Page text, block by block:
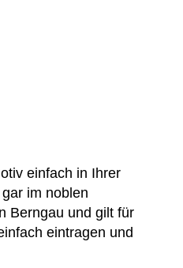
einfach in Ihrer
im noblen
Berngau und gilt für
eintragen und